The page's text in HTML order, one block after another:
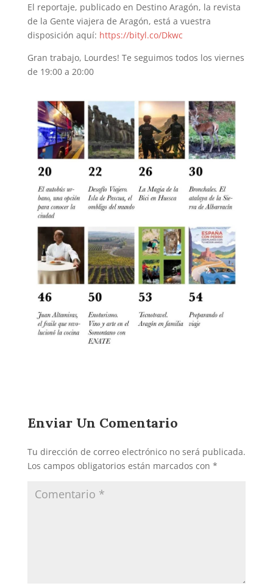
El reportaje, publicado en Destino Aragón, la revista
de la Gente viajera de Aragón, está a vuestra
disposición aquí: https://bityl.co/Dkwc
Gran trabajo, Lourdes! Te seguimos todos los viernes
de 19:00 a 20:00
Enviar Un Comentario
Tu dirección de correo electrónico no será publicada.
Los campos obligatorios están marcados con *